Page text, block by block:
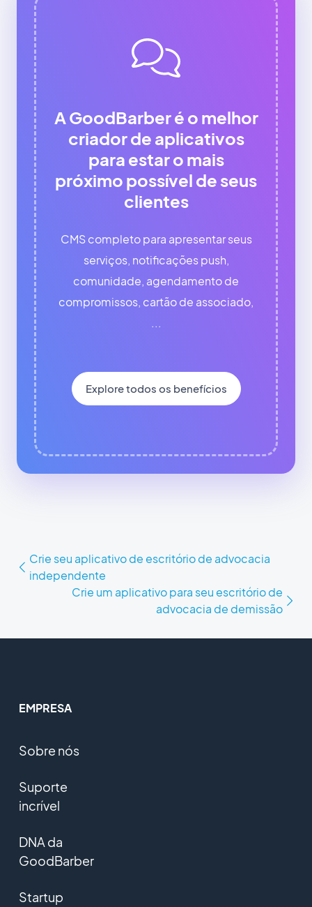
A GoodBarber é o melhor
criador de aplicativos
para estar o mais
próximo possível de seus
clientes
CMS completo para apresentar seus
serviços, notificações push,
comunidade, agendamento de
compromissos, cartão de associado,
...
Explore todos os benefícios
Crie seu aplicativo de escritório de advocacia
independente
Crie um aplicativo para seu escritório de
advocacia de demissão
EMPRESA
Sobre nós
Suporte
incrível
DNA da
GoodBarber
Startup